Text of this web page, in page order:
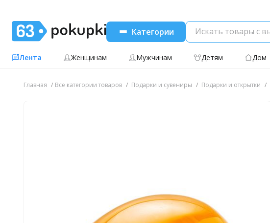
Категории
Лента Женщинам Мужчинам Детям Дом
Главная Все категории товаров Подарки и сувениры Подарки и открытки